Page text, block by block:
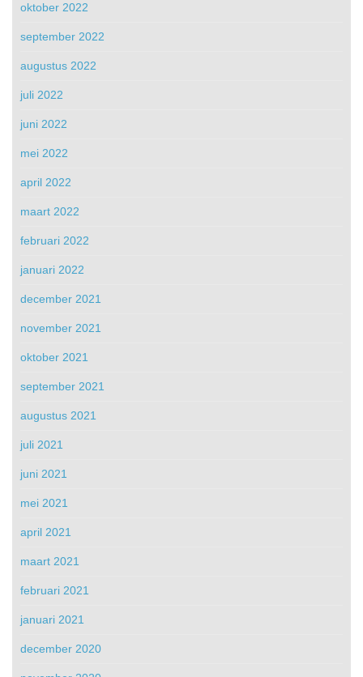
oktober 2022
september 2022
augustus 2022
juli 2022
juni 2022
mei 2022
april 2022
maart 2022
februari 2022
januari 2022
december 2021
november 2021
oktober 2021
september 2021
augustus 2021
juli 2021
juni 2021
mei 2021
april 2021
maart 2021
februari 2021
januari 2021
december 2020